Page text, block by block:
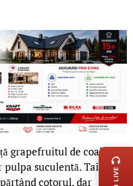
grapefruitul de coajă și
suculentă. Taie
cotorul, dar